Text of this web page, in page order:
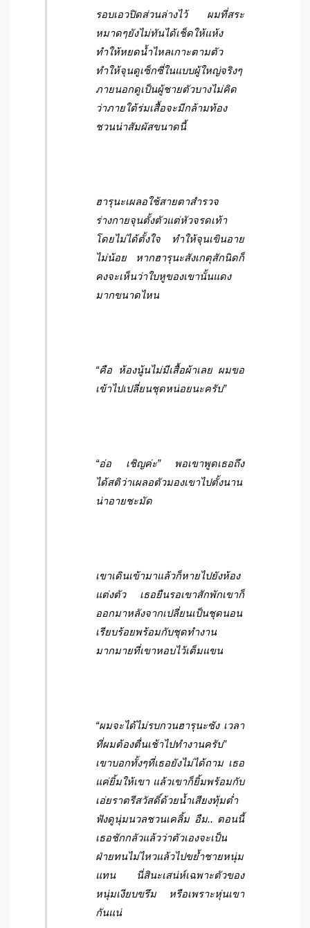
รอบเอวปิดส่วนล่างไว้ ผมที่สระ
หมาดๆยังไม่ทันได้เช็ดให้แห้ง
ทำให้หยดน้ำไหลเกาะตามตัว
ทำให้จุนดูเซ็กซี่ในแบบผู้ใหญ่จริงๆ
ภายนอกดูเป็นผู้ชายตัวบางไม่คิด
ว่าภายใต้ร่มเสื้อจะมีกล้ามท้อง
ชวนน่าสัมผัสขนาดนี้
ฮารุนะเผลอใช้สายตาสำรวจ
ร่างกายจุนตั้งตัวแต่หัวจรดเท้า
โดยไม่ได้ตั้งใจ ทำให้จุนเขินอาย
ไม่น้อย หากฮารุนะสังเกตุสักนิดก็
คงจะเห็นว่าใบหูของเขานั้นแดง
มากขนาดไหน
“คือ ห้องนู้นไม่มีเสื้อผ้าเลย ผมขอ
เข้าไปเปลี่ยนชุดหน่อยนะครับ”
“อ่อ เชิญค่ะ” พอเขาพูดเธอถึง
ได้สติว่าเผลอตัวมองเขาไปตั้งนาน
น่าอายชะมัด
เขาเดินเข้ามาแล้วก็หายไปยังห้อง
แต่งตัว เธอยืนรอเขาสักพักเขาก็
ออกมาหลังจากเปลี่ยนเป็นชุดนอน
เรียบร้อยพร้อมกับชุดทำงาน
มากมายที่เขาหอบไว้เต็มแขน
“ผมจะได้ไม่รบกวนฮารุนะซัง เวลา
ที่ผมต้องตื่นเช้าไปทำงานครับ”
เขาบอกทั้งๆที่เธอยังไม่ได้ถาม เธอ
แค่ยิ้มให้เขา แล้วเขาก็ยิ้มพร้อมกับ
เอ่ยราตรีสวัสดิ์ด้วยน้ำเสียงทุ้มต่ำ
ฟังดูนุ่มนวลชวนเคลิ้ม อืม.. ตอนนี้
เธอชักกลัวแล้วว่าตัวเองจะเป็น
ฝ่ายทนไม่ไหวแล้วไปขย้ำชายหนุ่ม
แทน นี่สินะเสน่ห์เฉพาะตัวของ
หนุ่มเงียบขรึม หรือเพราะหุ่นเขา
กันแน่